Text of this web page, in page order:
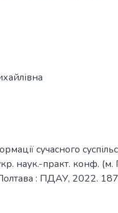
сучасного
наук.-практ. конф. (м.
: ПДАУ, 2022. 187